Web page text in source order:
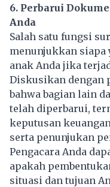
6. Perbarui
Anda
Salah satu fungsi
menunjukkan siapa
anak Anda jika
Diskusikan dengan
bahwa bagian lain
telah diperbarui,
keputusan
serta penunjukan
Pengacara Anda
apakah
situasi dan tujuan